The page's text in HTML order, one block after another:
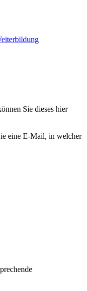
Sie dieses hier
eine E-Mail, in welcher